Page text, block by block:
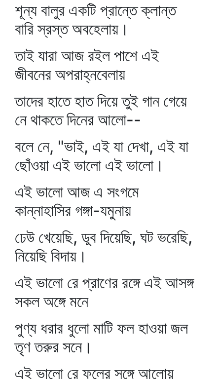
শূন্য বালুর একটি প্রান্তে ক্লান্ত
বারি স্রস্ত অবহেলায়।
তাই যারা আজ রইল পাশে এই
জীবনের অপরাহ্নবেলায়
তাদের হাতে হাত দিয়ে তুই গান গেয়ে
নে থাকতে দিনের আলো--
বলে নে, "ভাই, এই যা দেখা, এই যা
ছোঁওয়া এই ভালো এই ভালো।
এই ভালো আজ এ সংগমে
কান্নাহাসির গঙ্গা-যমুনায়
ঢেউ খেয়েছি, ডুব দিয়েছি, ঘট ভরেছি,
নিয়েছি বিদায়।
এই ভালো রে প্রাণের রঙ্গে এই আসঙ্গ
সকল অঙ্গে মনে
পুণ্য ধরার ধুলো মাটি ফল হাওয়া জল
তৃণ তরুর সনে।
এই ভালো রে ফুলের সঙ্গে আলোয়